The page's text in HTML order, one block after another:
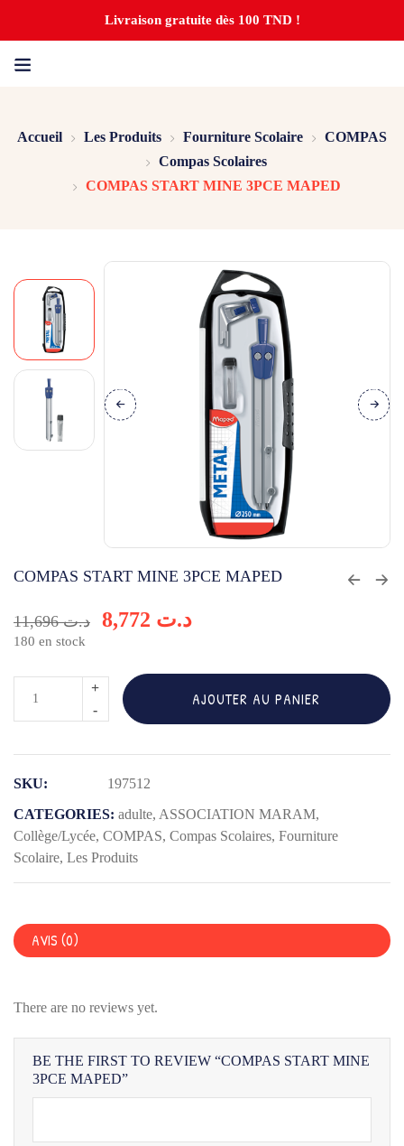
Livraison gratuite dès 100 TND !
Accueil Les Produits Fourniture Scolaire
COMPAS
Compas Scolaires
COMPAS START MINE 3PCE MAPED
COMPAS START MINE 3PCE MAPED
د.ت11,696 د.ت
180 en stock
MINE
3PCE
MAPED
AJOUTER AU PANIER
SKU:
197512
CATEGORIES: adulte, ASSOCIATION MARAM,
Collège/Lycée, COMPAS, Compas Scolaires, Fourniture
Scolaire, Les Produits
AVIS (0)
There are no reviews yet.
BE THE FIRST TO REVIEW “COMPAS START MINE
3PCE MAPED”